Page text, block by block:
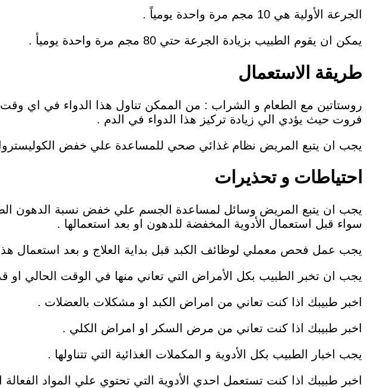
الجرعة الأولية هي 10 مجم مرة واحدة يومياً .
يمكن ان يقوم الطبيب بزيادة الجرعة حتي 80 مجم مرة واحدة يوميأ .
طريقة الاستعمال
روستاتين مع الطعام و الشراب : من الممكن تناول هذا الدواء في اي
فروت حيث يؤدي الي زيادة تركيز هذا الدواء في الدم .
يجب ان يتبع المريض نظام غذائي صحي للمساعدة علي خفض
احتياطات و تحذيرات
يجب ان يتبع المريض وسائل لمساعدة الجسم علي خفض نسبة الدهون
سواء قبل استعمال الأدوية المخفضة للدهون او بعد استعمالها .
يجب عمل فحص معملي لوظائف الكبد قبل بداية العلاج و بعد استعمال
يجب ان تخبر الطبيب بكل الأمراض التي تعاني منها في الوقت الحالي
اخبر طبيبك اذا كنت تعاني من امراض الكبد او مشكلات بالعضلات .
اخبر طبيبك اذا كنت تعاني من مرض السكر او امراض الكلي .
يجب اخبار الطبيب بكل الأدوية و المكملات الغذائية التي تتناولها .
اخبر طبيبك اذا كنت تستعمل احدي الأدوية التي تحتوي علي المواد الفعالة